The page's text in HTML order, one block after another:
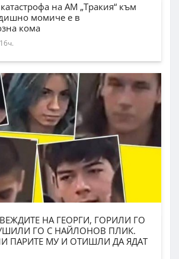
на АМ „Тракия“ към
момиче е в
кома
НА ГЕОРГИ, ГОРИЛИ ГО
ГО С НАЙЛОНОВ ПЛИК.
ПАРИТЕ МУ И ОТИШЛИ ДА ЯДАТ